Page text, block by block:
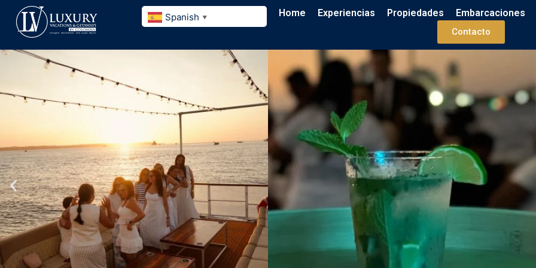
Spanish ▼ Home Experiencias Propiedades Embarcaciones
Contacto